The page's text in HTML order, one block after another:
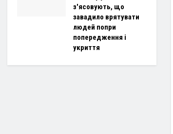
з'ясовують, що
завадило врятувати
людей попри
попередження і
укриття